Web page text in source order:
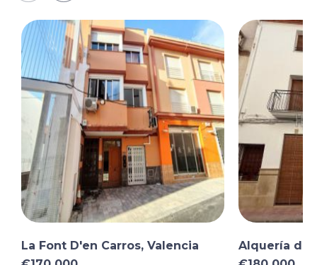
La Font D'en Carros, Valencia
Alquería de